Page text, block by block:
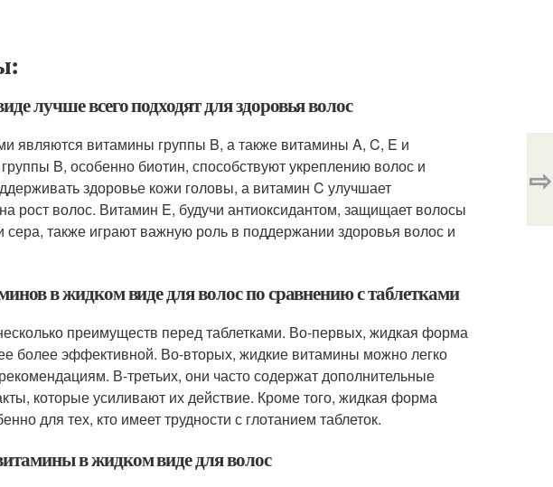
лучше всего подходят для здоровья волос
являются витамины группы B, а также витамины A, C, E и
B, особенно биотин, способствуют укреплению волос и
здоровье кожи головы, а витамин C улучшает
рост волос. Витамин E, будучи антиоксидантом, защищает волосы
также играют важную роль в поддержании здоровья волос и
в жидком виде для волос по сравнению с таблетками
преимуществ перед таблетками. Во-первых, жидкая форма
более эффективной. Во-вторых, жидкие витамины можно легко
В-третьих, они часто содержат дополнительные
которые усиливают их действие. Кроме того, жидкая форма
для тех, кто имеет трудности с глотанием таблеток.
в жидком виде для волос
⇨